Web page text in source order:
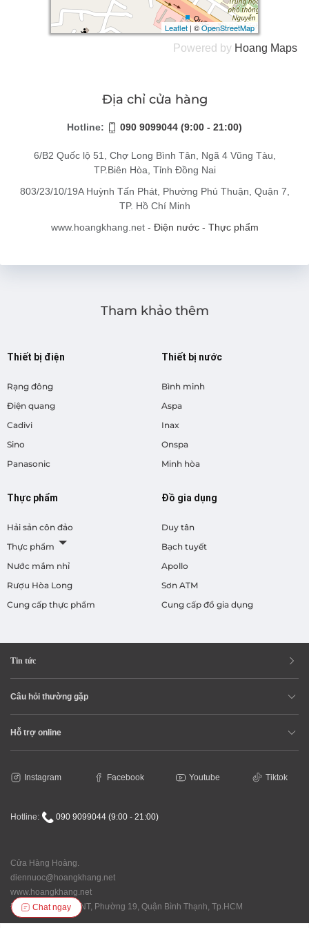
Leaflet | ©OpenStreetMap
Leaflet | ©OpenStreetMap
Powered by Hoang Maps
Địa chỉ cửa hàng
Hotline: 090 9099044 (9:00 - 21:00)
6/B2 Quốc lộ 51, Chợ Long Bình Tân, Ngã 4 Vũng Tàu,
TP.Biên Hòa, Tỉnh Đồng Nai
803/23/10/19A Huỳnh Tấn Phát, Phường Phú Thuận, Quận 7,
TP. Hồ Chí Minh
www.hoangkhang.net - Điện nước - Thực phẩm
Tham khảo thêm
Thiết bị điện
Rạng đông
Điện quang
Cadivi
Sino
Panasonic
Thiết bị nước
Bình minh
Aspa
Inax
Onspa
Minh hòa
Thực phẩm
Hải sản côn đảo
Thực phẩm
Nước mắm nhỉ
Rượu Hòa Long
Cung cấp thực phẩm
Đồ gia dụng
Duy tân
Bạch tuyết
Apollo
Sơn ATM
Cung cấp đồ gia dụng
Tin tức
Câu hỏi thường gặp
Hỗ trợ online
Instagram Facebook Youtube Tiktok
Hotline: 090 9099044 (9:00 - 21:00)
Cửa Hàng Hoàng.
diennuoc@hoangkhang.net
www.hoangkhang.net
Địa chỉ: 92/146 XVNT, Phường 19, Quận Bình Thạnh, Tp.HCM
Chat ngay